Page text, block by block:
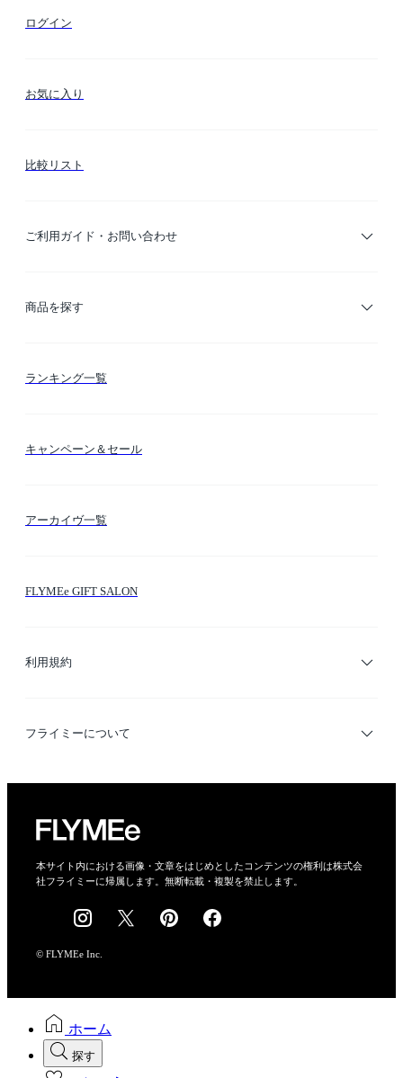
ログイン
お気に入り
比較リスト
ご利用ガイド・お問い合わせ
ご利用ガイド
商品を探す
カテゴリー検索
ランキング一覧
キャンペーン＆セール
アーカイヴ一覧
FLYMEe GIFT SALON
利用規約
利用規約
フライミーについて
会社概要
採用情報
本サイト内における画像・文章をはじめとしたコンテンツの権利は株式会
社フライミーに帰属します。無断転載・複製を禁止します。
© FLYMEe Inc.
ホーム
探す